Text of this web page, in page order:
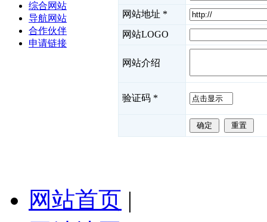
综合网站
导航网站
合作伙伴
申请链接
网站地址 *
网站LOGO
网站介绍
验证码 *
网站首页 |